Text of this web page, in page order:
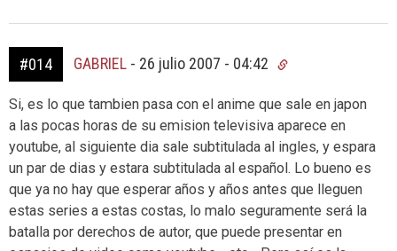
#014 GABRIEL - 26 julio 2007 - 04:42
Si, es lo que tambien pasa con el anime que sale en japon
a las pocas horas de su emision televisiva aparece en
youtube, al siguiente dia sale subtitulada al ingles, y espara
un par de dias y estara subtitulada al español. Lo bueno es
que ya no hay que esperar años y años antes que lleguen
estas series a estas costas, lo malo seguramente será la
batalla por derechos de autor, que puede presentar en